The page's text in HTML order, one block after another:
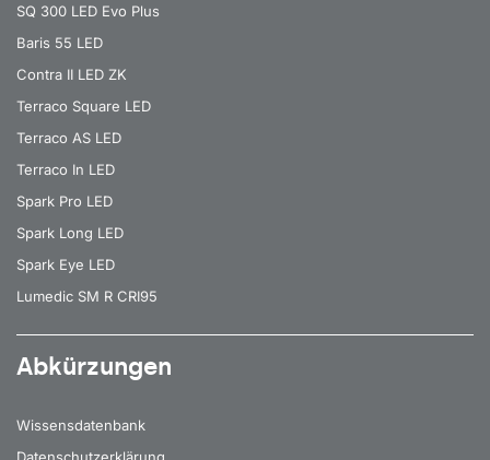
SQ 300 LED Evo Plus
Baris 55 LED
Contra II LED ZK
Terraco Square LED
Terraco AS LED
Terraco In LED
Spark Pro LED
Spark Long LED
Spark Eye LED
Lumedic SM R CRI95
Abkürzungen
Wissensdatenbank